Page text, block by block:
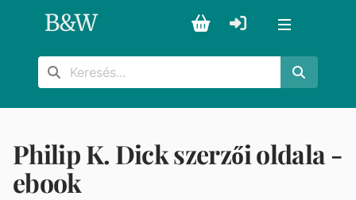
B&W
Philip K. Dick szerzői oldala -
ebook